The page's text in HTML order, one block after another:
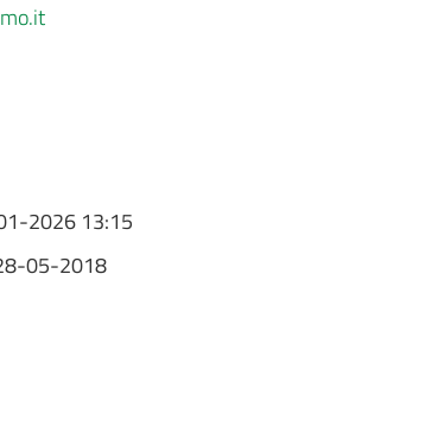
2026 13:15
05-2018